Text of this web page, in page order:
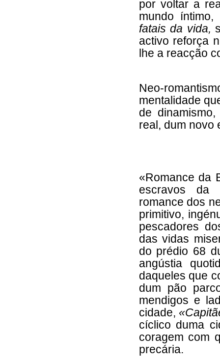
por voltar a
mundo
fatais da vida,
activo reforça
lhe a reacção
Neo-
mentalidade
de
real, dum novo
«Romance da
escravos da
romance dos
primitivo,
pescadores
das vidas
do prédio 68
angústia
daqueles que
dum pão
mendigos e
cidade,
cíclico duma
coragem com
precária.